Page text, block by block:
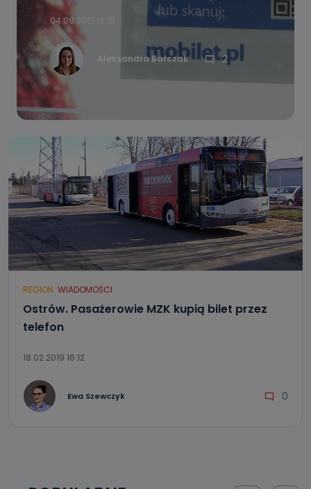
04.09.2021 16:15
Aleksandra Barczak 2
REGION WIADOMOŚCI
Ostrów. Pasażerowie MZK kupią bilet przez
telefon
18.02.2019 16:12
Ewa Szewczyk 0